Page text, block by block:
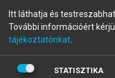
fiókoddal,
A regisztráció után a
BELÉPÉS
Itt láthatja és
További információért
tájékoztatónkat
STATISZTIKA